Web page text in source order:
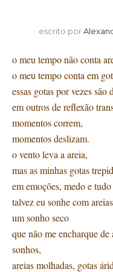
escrito por
o meu tempo não conta
o meu tempo conta em
essas gotas por vezes são
em outros de reflexão
momentos correm,
momentos deslizam.
o vento leva a areia,
mas as minhas gotas
em emoções, medo e
talvez eu sonhe com
um sonho seco
que não me encharque de
sonhos,
areias molhadas, gotas